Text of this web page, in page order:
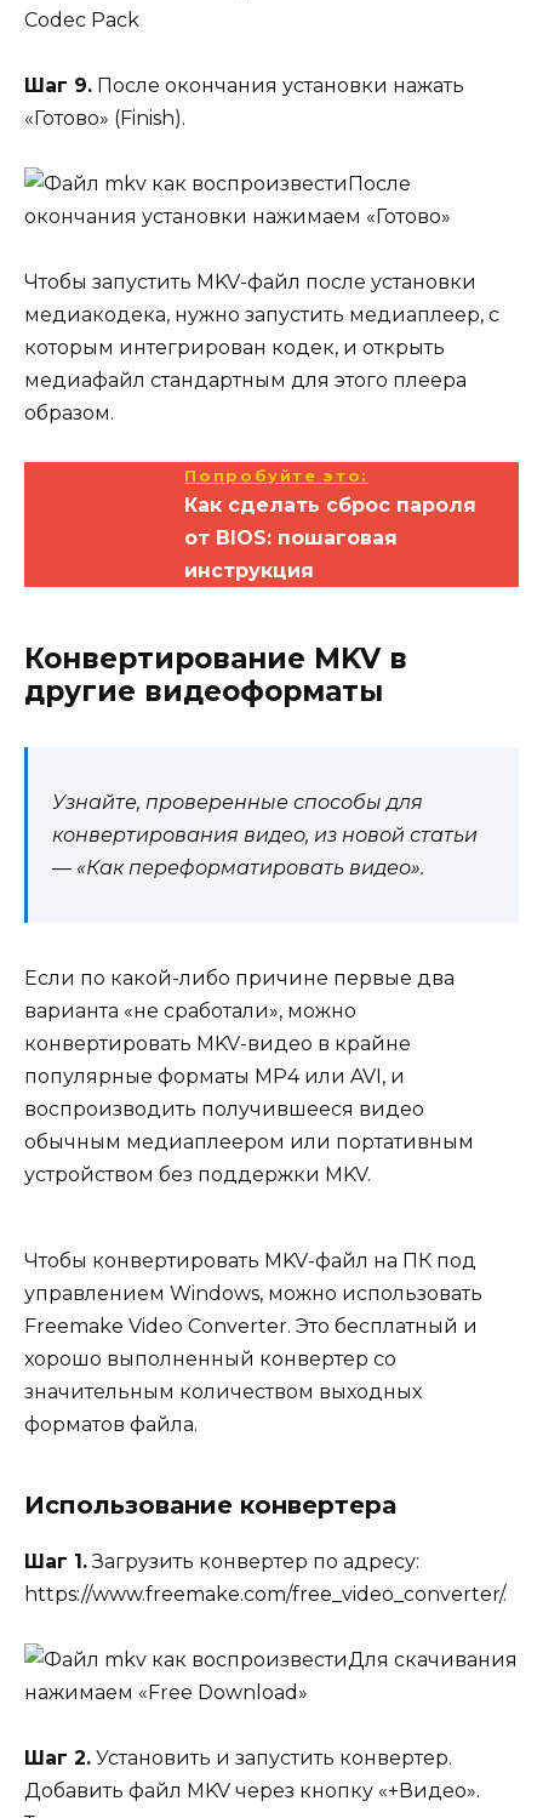
Codec Pack
Шаг 9. После окончания установки нажать
«Готово» (Finish).
После
окончания установки нажимаем «Готово»
Чтобы запустить MKV-файл после установки
медиакодека, нужно запустить медиаплеер, с
которым интегрирован кодек, и открыть
медиафайл стандартным для этого плеера
образом.
Попробуйте это:
Как сделать сброс пароля
от BIOS: пошаговая
инструкция
Конвертирование MKV в
другие видеоформаты
Узнайте, проверенные способы для
конвертирования видео, из новой статьи
— «Как переформатировать видео».
Если по какой-либо причине первые два
варианта «не сработали», можно
конвертировать MKV-видео в крайне
популярные форматы MP4 или AVI, и
воспроизводить получившееся видео
обычным медиаплеером или портативным
устройством без поддержки MKV.
Чтобы конвертировать MKV-файл на ПК под
управлением Windows, можно использовать
Freemake Video Converter. Это бесплатный и
хорошо выполненный конвертер со
значительным количеством выходных
форматов файла.
Использование конвертера
Шаг 1.Загрузить конвертер по адресу:
https://www.freemake.com/free_video_converter/.
Для скачивания
нажимаем «Free Download»
Шаг 2. Установить и запустить конвертер.
Добавить файл MKV через кнопку «+Видео».